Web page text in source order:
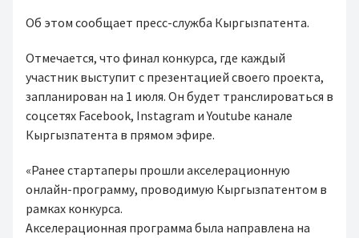
Об этом сообщает пресс-служба Кыргызпатента.
Отмечается, что финал конкурса, где каждый
участник выступит с презентацией своего проекта,
запланирован на 1 июля. Он будет транслироваться в
соцсетях Facebook, Instagram и Youtube канале
Кыргызпатента в прямом эфире.
«Ранее стартаперы прошли акселерационную
онлайн-программу, проводимую Кыргызпатентом в
рамках конкурса.
Акселерационная программа была направлена на